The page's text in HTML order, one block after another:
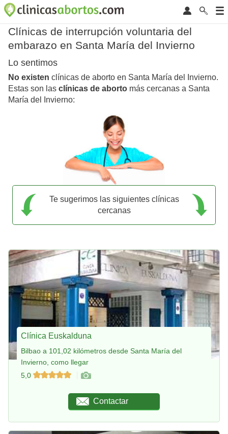
Clínicas de interrupción voluntaria del
embarazo en Santa María del Invierno
Lo sentimos
No existen clínicas de aborto en Santa María del Invierno.
Estas son las clínicas de aborto más cercanas a Santa
María del Invierno:
Te sugerimos las siguientes clínicas
cercanas
Clínica Euskalduna
Bilbao a 101,02 kilómetros desde Santa María del
Invierno, como llegar
5,0
Contactar